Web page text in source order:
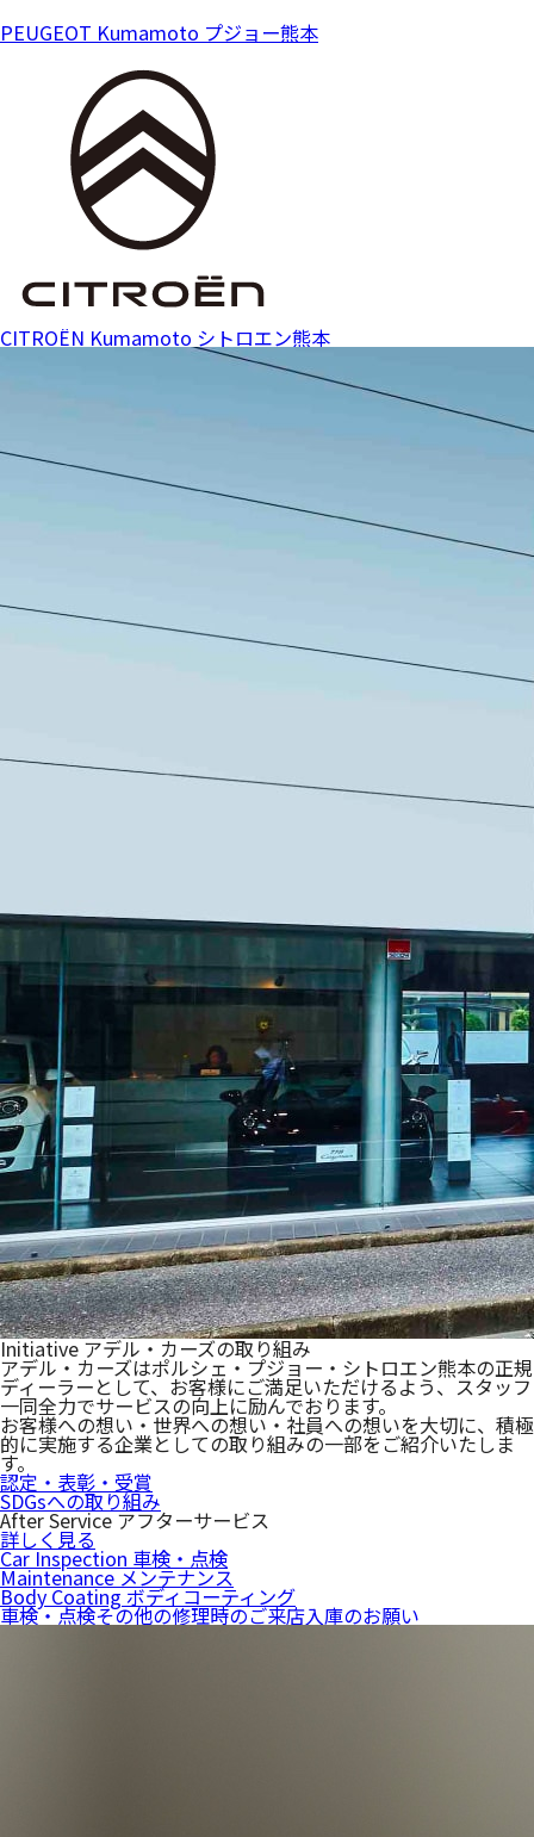
PEUGEOT Kumamoto プジョー熊本
CITROËN Kumamoto シトロエン熊本
Initiativeアデル・カーズの取り組み
アデル・カーズはポルシェ・プジョー・シトロエン熊本の正規
ディーラーとして、お客様にご満足いただけるよう、スタッフ
一同全力でサービスの向上に励んでおります。
お客様への想い・世界への想い・社員への想いを大切に、積極
的に実施する企業としての取り組みの一部をご紹介いたしま
す。
認定・表彰・受賞
SDGsへの取り組み
After Serviceアフターサービス
詳しく見る
Car Inspection 車検・点検
Maintenanceメンテナンス
Body Coatingボディコーティング
車検・点検その他の修理時のご来店入庫のお願い